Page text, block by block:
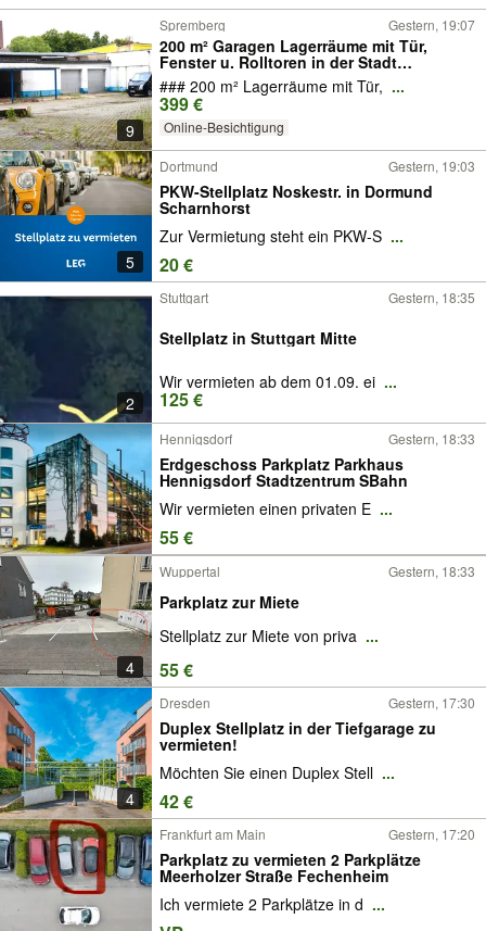
9
Spremberg Gestern, 19:07
200 m² Garagen Lagerräume mit Tür,
Fenster u. Rolltoren in der Stadt
Spremberg zu vermieten
### 200 m² Lagerräume mit Tür, ...
399 €
Online-Besichtigung
5
Dortmund Gestern, 19:03
PKW-Stellplatz Noskestr. in Dormund
Scharnhorst
Zur Vermietung steht ein PKW-S ...
20 €
2
Stuttgart Gestern, 18:35
Stellplatz in Stuttgart Mitte
Wir vermieten ab dem 01.09. ei ...
125 €
Hennigsdorf Gestern, 18:33
Erdgeschoss Parkplatz Parkhaus
Hennigsdorf Stadtzentrum SBahn
Wir vermieten einen privaten E ...
55 €
4
Wuppertal Gestern, 18:33
Parkplatz zur Miete
Stellplatz zur Miete von priva ...
55 €
4
Dresden Gestern, 17:30
Duplex Stellplatz in der Tiefgarage zu
vermieten!
Möchten Sie einen Duplex Stell ...
42 €
Frankfurt am Main Gestern, 17:20
Parkplatz zu vermieten 2 Parkplätze
Meerholzer Straße Fechenheim
Ich vermiete 2 Parkplätze in d ...